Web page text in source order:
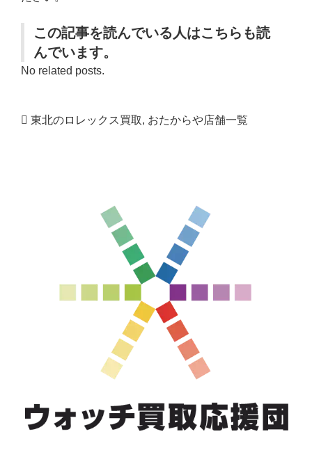
この記事を読んでいる人はこちらも読
んでいます。
No related posts.
東北のロレックス買取, おたからや店舗一覧